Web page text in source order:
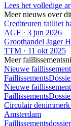
Lees het volledige
Meer nieuws over
Crediteuren failliet
AGF · 3 jun 2026
Groothandel Jager
TTM · 11 okt 2025
Meer
Nieuwe
Nieuwe
Circulair
Amsterdam
Faillissementsdossier